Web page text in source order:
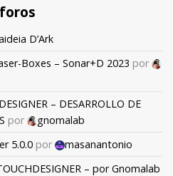
D’Ark
Boxes – Sonar+D 2023 por
– DESARROLLO DE
por
gnomalab
5.0.0 por
masanantonio
– por Gnomalab